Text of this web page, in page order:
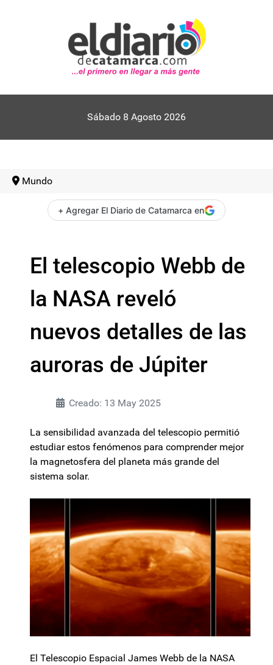
Sábado 8 Agosto 2026
Mundo
+ Agregar El Diario de Catamarca en
El telescopio Webb de
la NASA reveló
nuevos detalles de las
auroras de Júpiter
Creado: 13 May 2025
La sensibilidad avanzada del telescopio permitió
estudiar estos fenómenos para comprender mejor
la magnetosfera del planeta más grande del
sistema solar.
El Telescopio Espacial James Webb de la NASA